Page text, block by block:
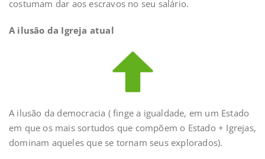
costumam dar aos escravos no seu salário.
A ilusão da Igreja atual
A ilusão da democracia ( finge a igualdade, em um Estado
em que os mais sortudos que compõem o Estado + Igrejas,
dominam aqueles que se tornam seus explorados).